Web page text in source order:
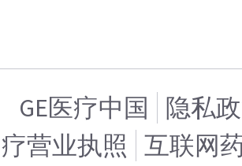
GE医疗中国 隐私
疗营业执照 互联网